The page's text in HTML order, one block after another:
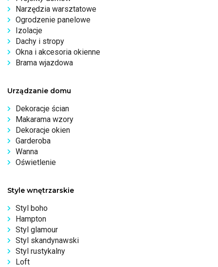
Narzędzia warsztatowe
Ogrodzenie panelowe
Izolacje
Dachy i stropy
Okna i akcesoria okienne
Brama wjazdowa
Urządzanie domu
Dekoracje ścian
Makarama wzory
Dekoracje okien
Garderoba
Wanna
Oświetlenie
Style wnętrzarskie
Styl boho
Hampton
Styl glamour
Styl skandynawski
Styl rustykalny
Loft